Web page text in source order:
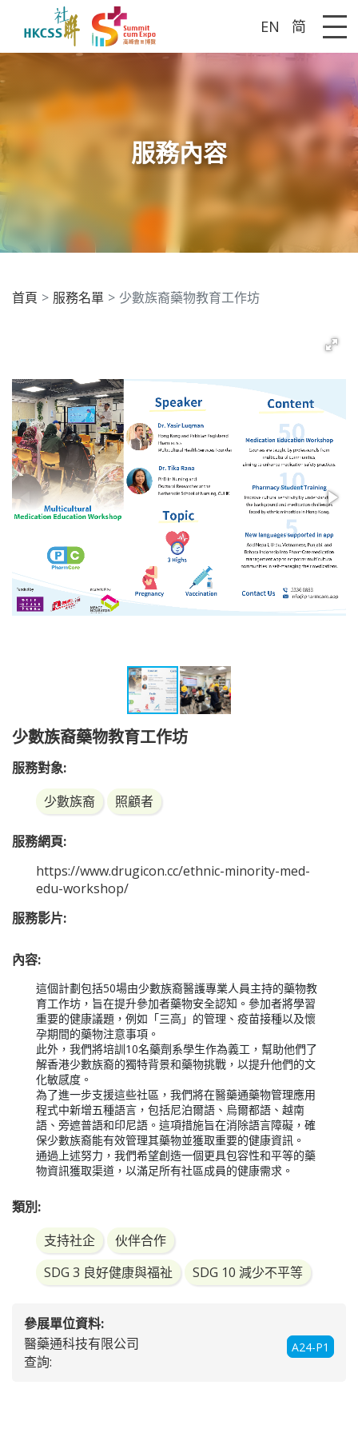
EN 简
服務內容
首頁 服務名單 少數族裔藥物教育工作坊
少數族裔藥物教育工作坊
服務對象:
少數族裔
照顧者
服務網頁:
https://www.drugicon.cc/ethnic-minority-med-
edu-workshop/
服務影片:
內容:
這個計劃包括50場由少數族裔醫護專業人員主持的藥物教
育工作坊，旨在提升參加者藥物安全認知。參加者將學習
重要的健康議題，例如「三高」的管理、疫苗接種以及懷
孕期間的藥物注意事項。
此外，我們將培訓10名藥劑系學生作為義工，幫助他們了
解香港少數族裔的獨特背景和藥物挑戰，以提升他們的文
化敏感度。
為了進一步支援這些社區，我們將在醫藥通藥物管理應用
程式中新增五種語言，包括尼泊爾語、烏爾都語、越南
語、旁遮普語和印尼語。這項措施旨在消除語言障礙，確
保少數族裔能有效管理其藥物並獲取重要的健康資訊。
通過上述努力，我們希望創造一個更具包容性和平等的藥
類別:
支持社企
伙伴合作
SDG 3 良好健康與福祉
SDG 10 減少不平等
參展單位資料:
A24-P1
醫藥通科技有限公司
查詢: